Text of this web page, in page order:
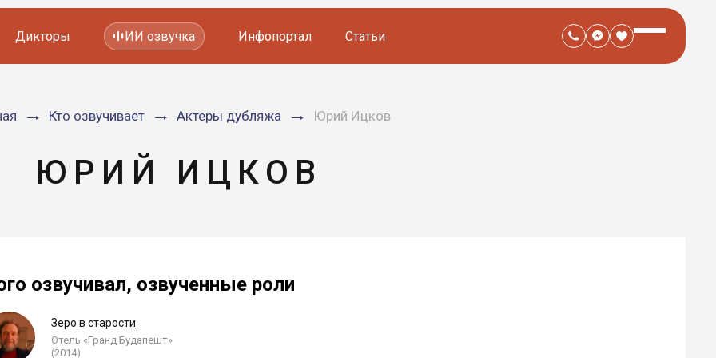
Мультфильмов
Дикторы ИИ озвучка Инфопортал Статьи
Кто озвучивает Актеры дубляжа Юрий Ицков
ЮРИЙ ИЦКОВ
озвучивал, озвученные роли
Зеро в старости
Отель «Гранд Будапешт»
(2014)